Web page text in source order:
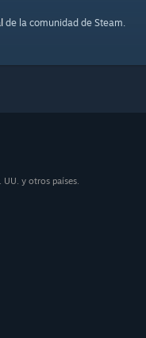
de la comunidad de Steam.
y otros países.